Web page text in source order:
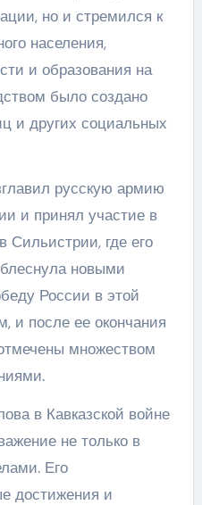
но и стремился к
населения,
и образования на
было создано
и других социальных
русскую армию
и принял участие в
где его
новыми
России в этой
и после ее окончания
множеством
в Кавказской войне
не только в
Его
достижения и